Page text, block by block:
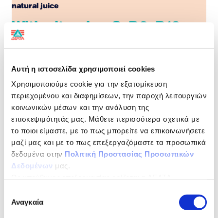
Αυτή η ιστοσελίδα χρησιμοποιεί cookies
Χρησιμοποιούμε cookie για την εξατομίκευση
περιεχομένου και διαφημίσεων, την παροχή λειτουργιών
κοινωνικών μέσων και την ανάλυση της
επισκεψιμότητάς μας. Μάθετε περισσότερα σχετικά με
το ποιοι είμαστε, με το πως μπορείτε να επικοινωνήσετε
μαζί μας και με το πως επεξεργαζόμαστε τα προσωπικά
δεδομένα στην Πολιτική Προστασίας Προσωπικών
Δεδομένων μας.
συγκατάθεσης
Αναγκαία
natural juice
With vitamins C, B6, B12,
Niacin & Biotin for extra energy
Nature in our glass!
Every year, we carefully collect the best fruits of this
place, from selected harvests to enjoy a fresh juice,
with a unique taste.
NUTRITIONAL DECLARATION
per 100ml
Energy
213kJ / 50kcal
Fat
Carbohydrates
11,8g